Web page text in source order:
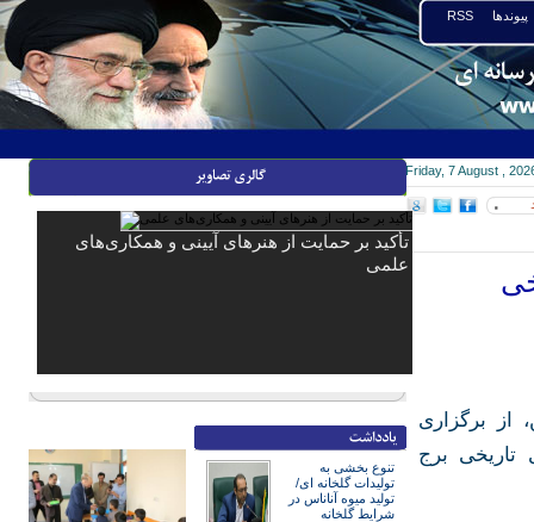
RSS پیوندها
Friday, 7 August ,
۰
از برگزاری
برج
تأکید بر حمایت از هنرهای آیینی و همکاری‌های
علمی
تنوع بخشی به
تولیدات گلخانه ای/
تولید میوه آناناس در
شرایط گلخانه